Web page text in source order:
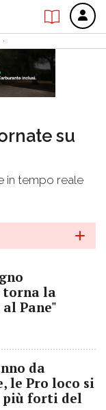
su
in tempo reale
la
Pane"
da
le Pro loco si
più forti del